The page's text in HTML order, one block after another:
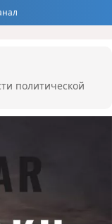
политической